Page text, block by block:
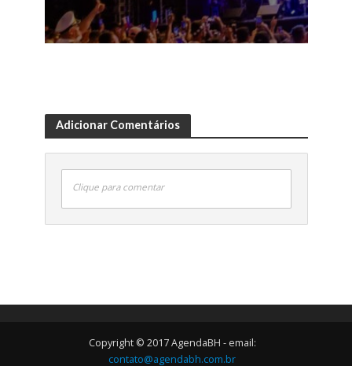
Adicionar Comentários
Clique para comentar
Copyright © 2017 AgendaBH - email:
contato@agendabh.com.br